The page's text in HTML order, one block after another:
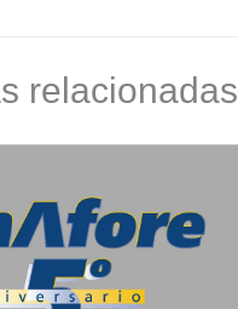
relacionadas